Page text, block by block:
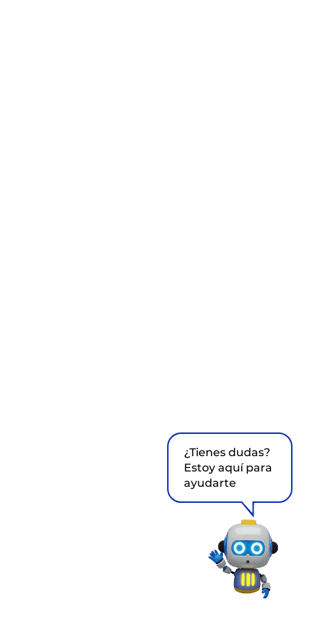
¿Tienes dudas?
Estoy aquí para
ayudarte